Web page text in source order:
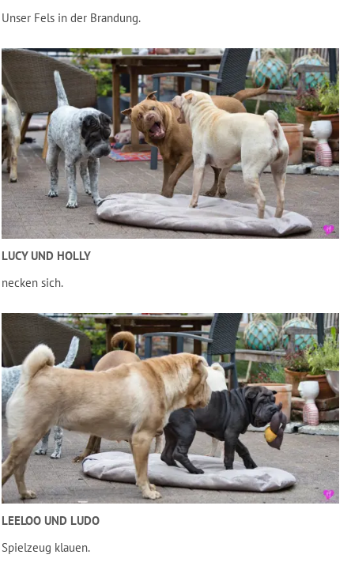
Unser Fels in der Brandung.
LUCY UND HOLLY
necken sich.
LEELOO UND LUDO
Spielzeug klauen.